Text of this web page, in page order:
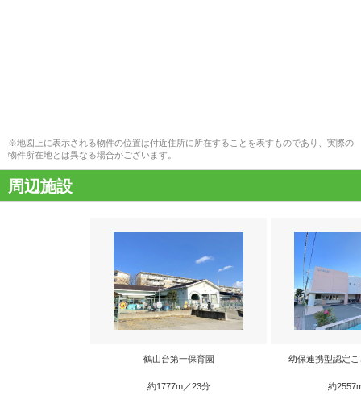
※地図上に表示される物件の位置は付近住所に所在することを表すものであり、実際の
物件所在地とは異なる場合がございます。
周辺施設
鶴山台第一保育園
約1777m／23分
幼保連携型認定
約